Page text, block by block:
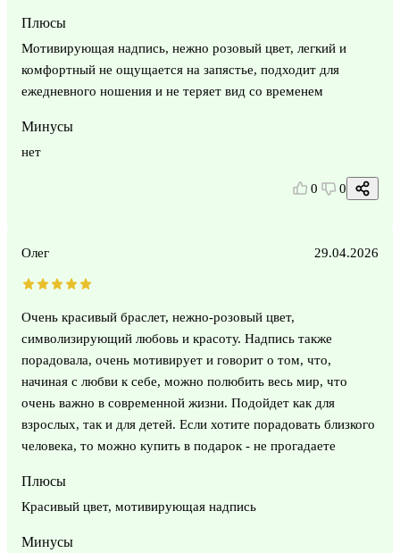
Плюсы
Мотивирующая надпись, нежно розовый цвет, легкий и
комфортный не ощущается на запястье, подходит для
ежедневного ношения и не теряет вид со временем
Минусы
нет
0 0
Олег 29.04.2026
Очень красивый браслет, нежно-розовый цвет,
символизирующий любовь и красоту. Надпись также
порадовала, очень мотивирует и говорит о том, что,
начиная с любви к себе, можно полюбить весь мир, что
очень важно в современной жизни. Подойдет как для
взрослых, так и для детей. Если хотите порадовать близкого
человека, то можно купить в подарок - не прогадаете
Плюсы
Красивый цвет, мотивирующая надпись
Минусы